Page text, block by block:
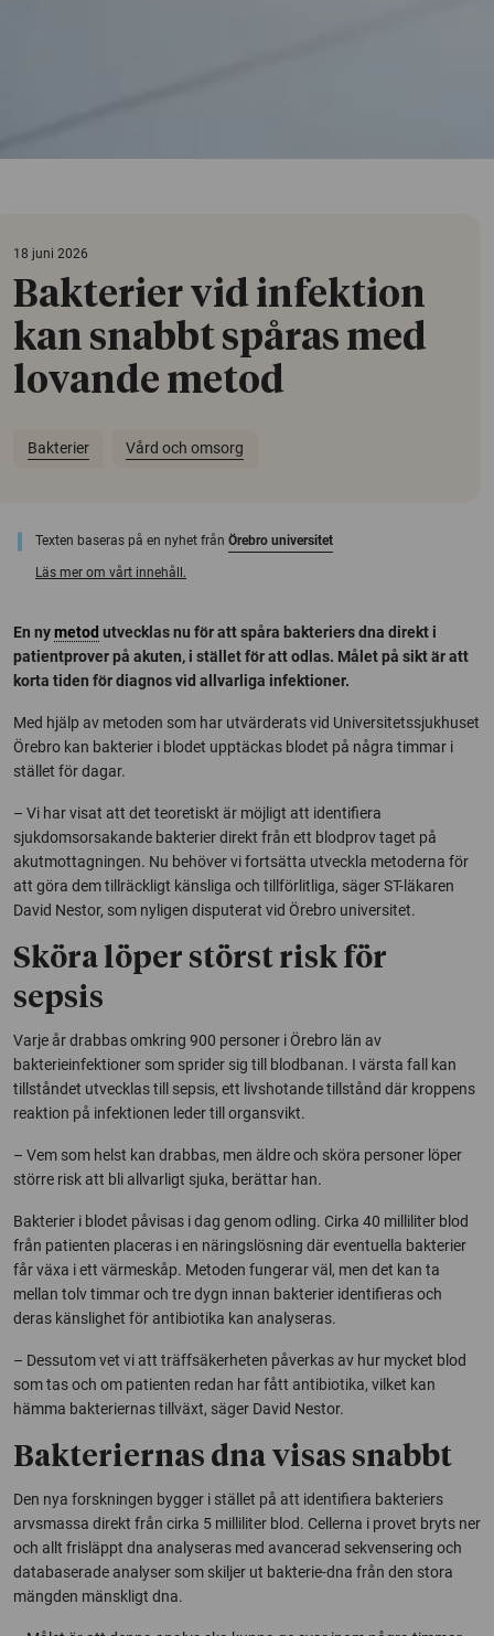
18 juni 2026
Bakterier vid infektion
kan snabbt spåras med
lovande metod
Bakterier Vård och omsorg
Texten baseras på en nyhet från Örebro universitet
Läs mer om vårt innehåll.
En nymetod utvecklas nu för att spåra bakteriers dna direkt i
patientprover på akuten, i stället för att odlas. Målet på sikt är att
korta tiden för diagnos vid allvarliga infektioner.
Med hjälp av metoden som har utvärderats vid Universitetssjukhuset
Örebro kan bakterier i blodet upptäckas blodet på några timmar i
stället för dagar.
– Vi har visat att det teoretiskt är möjligt att identifiera
sjukdomsorsakande bakterier direkt från ett blodprov taget på
akutmottagningen. Nu behöver vi fortsätta utveckla metoderna för
att göra dem tillräckligt känsliga och tillförlitliga, säger ST-läkaren
David Nestor, som nyligen disputerat vid Örebro universitet.
Sköra löper störst risk för
sepsis
Varje år drabbas omkring 900 personer i Örebro län av
bakterieinfektioner som sprider sig till blodbanan. I värsta fall kan
tillståndet utvecklas till sepsis, ett livshotande tillstånd där kroppens
reaktion på infektionen leder till organsvikt.
– Vem som helst kan drabbas, men äldre och sköra personer löper
större risk att bli allvarligt sjuka, berättar han.
Bakterier i blodet påvisas i dag genom odling. Cirka 40 milliliter blod
från patienten placeras i en näringslösning där eventuella bakterier
får växa i ett värmeskåp. Metoden fungerar väl, men det kan ta
mellan tolv timmar och tre dygn innan bakterier identifieras och
deras känslighet för antibiotika kan analyseras.
– Dessutom vet vi att träffsäkerheten påverkas av hur mycket blod
som tas och om patienten redan har fått antibiotika, vilket kan
hämma bakteriernas tillväxt, säger David Nestor.
Bakteriernas dna visas snabbt
Den nya forskningen bygger i stället på att identifiera bakteriers
arvsmassa direkt från cirka 5 milliliter blod. Cellerna i provet bryts ner
och allt frisläppt dna analyseras med avancerad sekvensering och
databaserade analyser som skiljer ut bakterie-dna från den stora
mängden mänskligt dna.